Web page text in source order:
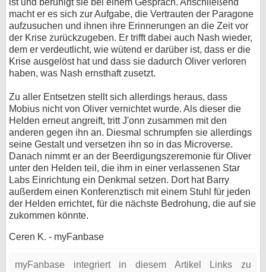
ist und beruhigt sie bei einem Gespräch. Anschließend
macht er es sich zur Aufgabe, die Vertrauten der Paragone
aufzusuchen und ihnen ihre Erinnerungen an die Zeit vor
der Krise zurückzugeben. Er trifft dabei auch Nash wieder,
dem er verdeutlicht, wie wütend er darüber ist, dass er die
Krise ausgelöst hat und dass sie dadurch Oliver verloren
haben, was Nash ernsthaft zusetzt.
Zu aller Entsetzen stellt sich allerdings heraus, dass
Mobius nicht von Oliver vernichtet wurde. Als dieser die
Helden erneut angreift, tritt J'onn zusammen mit den
anderen gegen ihn an. Diesmal schrumpfen sie allerdings
seine Gestalt und versetzen ihn so in das Microverse.
Danach nimmt er an der Beerdigungszeremonie für Oliver
unter den Helden teil, die ihm in einer verlassenen Star
Labs Einrichtung ein Denkmal setzen. Dort hat Barry
außerdem einen Konferenztisch mit einem Stuhl für jeden
der Helden errichtet, für die nächste Bedrohung, die auf sie
zukommen könnte.
Ceren K. - myFanbase
myFanbase integriert in diesem Artikel Links zu